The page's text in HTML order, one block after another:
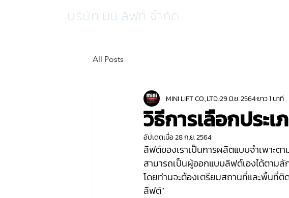
บริษัท มินิ ลิฟท์ จำกัด
All Posts
วิธีการเลือกประ
MINI LIFT CO.,LTD.29 มิ.ย. 2564ยาว 1 นาที
อัปเดตเมื่อ28 ก.ย. 2564
ลิฟต์ของเราเป็นการผลิตแบบจำเพาะ
สามารถเป็นผู้ออกแบบลิฟต์เองได้ตาม
โดยท่านจะต้องเตรียมสถานที่และพื้นที่
ลิฟต์"